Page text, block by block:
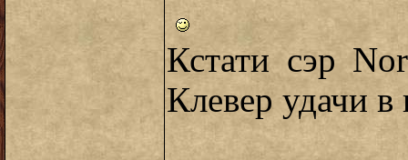
Кстати сэр
Клевер удачи